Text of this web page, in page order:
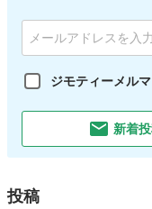
ジモティーメル
新着
投稿